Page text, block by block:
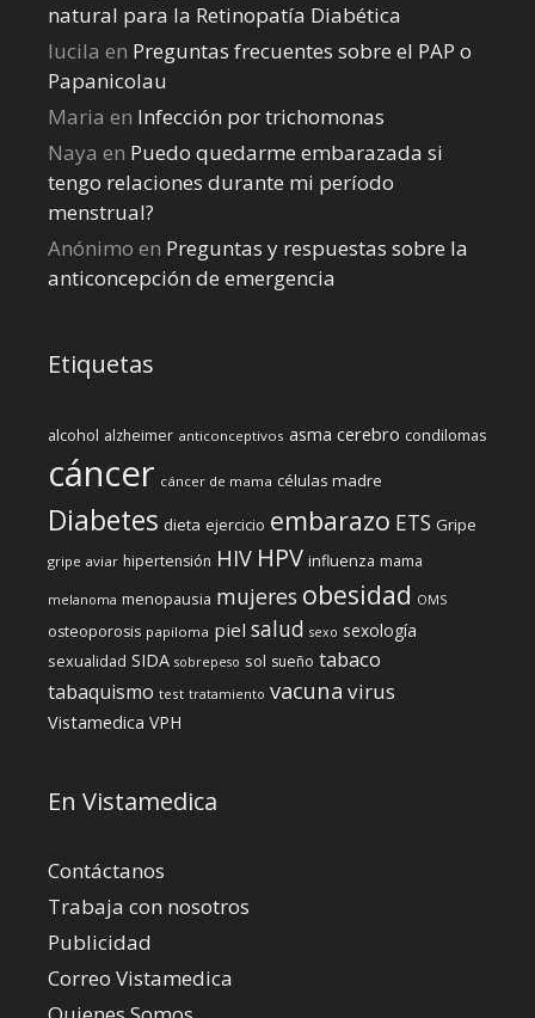
natural para la Retinopatía Diabética
lucila en Preguntas frecuentes sobre el PAP o
Papanicolau
Maria en Infección por trichomonas
Naya en Puedo quedarme embarazada si
tengo relaciones durante mi perí­odo
menstrual?
Anónimo en Preguntas y respuestas sobre la
anticoncepción de emergencia
Etiquetas
alcohol alzheimer anticonceptivos asma cerebro condilomas
cáncer cáncer de mama células madre
Diabetes dieta ejercicio embarazo ETS Gripe
gripe aviar hipertensión HIV HPV influenza mama
melanoma menopausia mujeres obesidad OMS
osteoporosis papiloma piel salud sexo sexología
sexualidad SIDA sobrepeso sol sueño tabaco
tabaquismo test tratamiento vacuna virus
Vistamedica VPH
En Vistamedica
Contáctanos
Trabaja con nosotros
Publicidad
Correo Vistamedica